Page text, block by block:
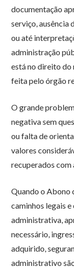
documentação
serviço, ausência
ou até
administração
está no direito do
feita pelo órgão
O grande
negativa sem
ou falta de
valores
recuperados com
Quando o Abono
caminhos legais
administrativa,
necessário,
adquirido,
administrativo